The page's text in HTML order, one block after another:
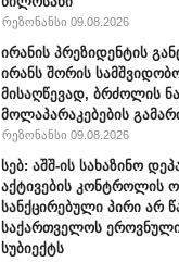
რეზონანსი 09.08.2026
ირანის პრეზიდენტის
ირანს შორის
მისაღწევად, ბრძოლის
მოლაპარაკებების
რეზონანსი 09.08.2026
სებ: აშშ-ის სახაზინო
აქტივების კონტროლის
სანქცირებული პირი არ
საქართველოს
სუბიექტს